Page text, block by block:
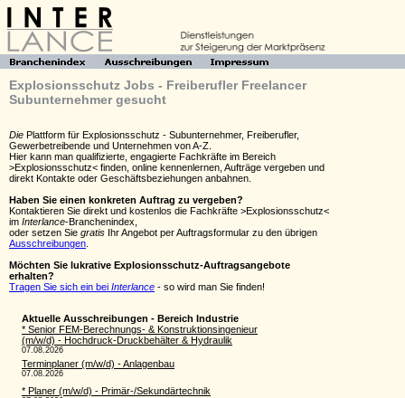
Explosionsschutz Jobs - Freiberufler Freelancer
Subunternehmer gesucht
Die Plattform für Explosionsschutz - Subunternehmer, Freiberufler,
Gewerbetreibende und Unternehmen von A-Z.
Hier kann man qualifizierte, engagierte Fachkräfte im Bereich
>Explosionsschutz< finden, online kennenlernen, Aufträge vergeben und
direkt Kontakte oder Geschäftsbeziehungen anbahnen.
Haben Sie einen konkreten Auftrag zu vergeben?
Kontaktieren Sie direkt und kostenlos die Fachkräfte >Explosionsschutz<
im Interlance-Branchenindex,
oder setzen Sie gratis Ihr Angebot per Auftragsformular zu den übrigen
Ausschreibungen
Möchten Sie lukrative Explosionsschutz-Auftragsangebote
erhalten?
Tragen Sie sich ein bei Interlance - so wird man Sie finden!